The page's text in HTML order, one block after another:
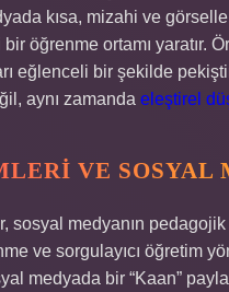
kısa, mizahi ve
öğrenme ortamı yaratır.
eğlenceli bir şekilde
aynı zamanda eleştirel
VE SOSYAL
sosyal medyanın
ve sorgulayıcı öğretim
medyada bir “Kaan”